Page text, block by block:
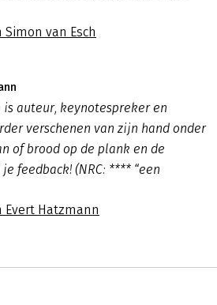
van Esch
is auteur, keynotespreker en
verschenen van zijn hand onder
of brood op de plank en de
feedback! (NRC: **** “een
Evert Hatzmann